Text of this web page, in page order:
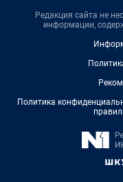
Редакция сайта не
информации,
Политика